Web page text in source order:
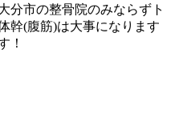
分市の整骨院のみならずト
幹(腹筋)は大事になります
！